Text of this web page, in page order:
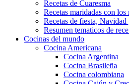
Recetas de Cuaresma
Recetas maridadas con
Recetas de fiesta, Navidad
Resumen tematicos de
Cocinas del mundo
Cocina Americana
Cocina Argentina
Cocina Brasileña
Cocina colombiana